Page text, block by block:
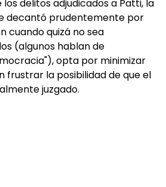
delitos adjudicados a Patti, la
decantó prudentemente por
cuando quizá no sea
(algunos hablan de
opta por minimizar
frustrar la posibilidad de que el
juzgado.